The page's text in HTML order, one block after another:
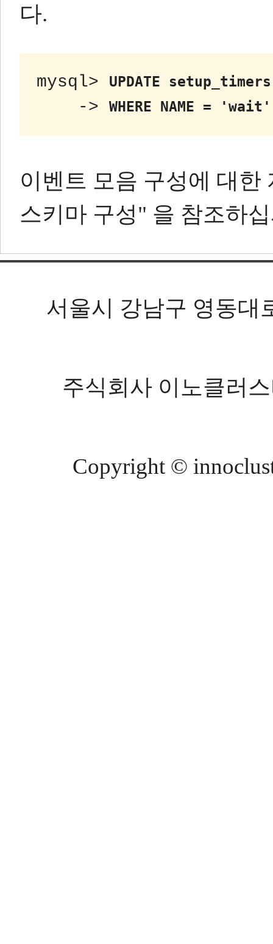
다.
mysql> UPDATE setup_timers
    ->
WHERE NAME =
이벤트 모음 구성에 대한
스키마 구성" 을 참조하
서울시 강남구 영동대
주식회사 이노클러
Copyright ©